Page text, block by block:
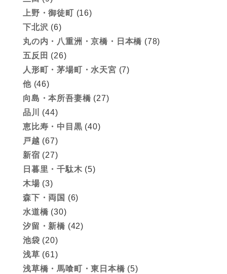
上野・御徒町 (16)
下北沢 (6)
丸の内・八重洲・京橋・日本橋 (78)
五反田 (26)
人形町・茅場町・水天宮 (7)
他(46)
向島・本所吾妻橋 (27)
品川
(44)
恵比寿・中目黒 (40)
戸越 (67)
新宿 (27)
日暮里・千駄木 (5)
木場 (3)
森下・両国 (6)
水道橋 (30)
汐留・新橋 (42)
池袋 (20)
浅草 (61)
浅草橋・馬喰町・東日本橋 (5)